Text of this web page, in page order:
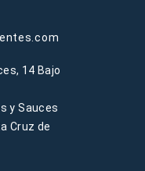
14 Bajo
y Sauces
Cruz de